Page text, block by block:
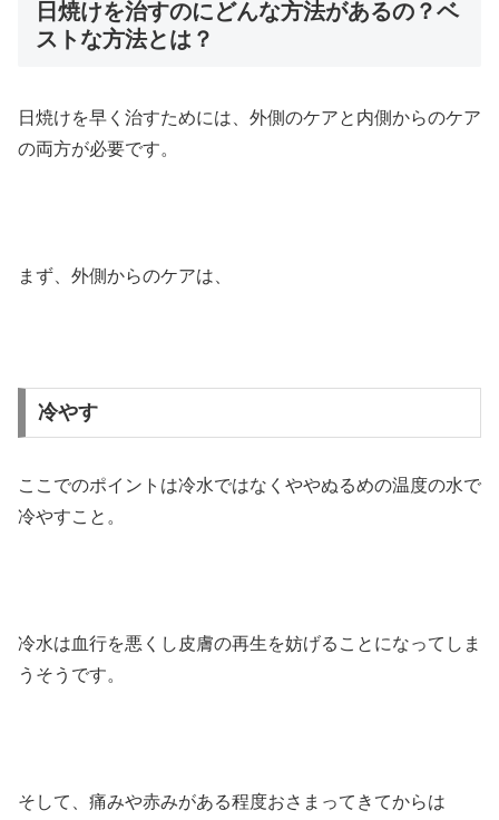
日焼けを治すのにどんな方法があるの？ベ
ストな方法とは？
日焼けを早く治すためには、外側のケアと内側からのケア
の両方が必要です。
まず、外側からのケアは、
冷やす
ここでのポイントは冷水ではなくややぬるめの温度の水で
冷やすこと。
冷水は血行を悪くし皮膚の再生を妨げることになってしま
うそうです。
そして、痛みや赤みがある程度おさまってきてからは